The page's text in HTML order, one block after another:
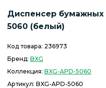
Диспенсер бумажных
5060 (белый)
Код товара: 236973
Бренд: BXG
Коллекция: BXG-APD-5060
Артикул: BXG-APD-5060